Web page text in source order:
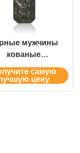
мужчины
кованые
углеродные
подвеска
самую
цену